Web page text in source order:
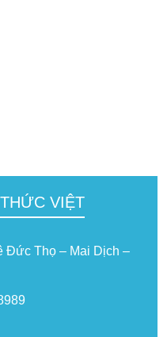
VIỆT
Đức Thọ – Mai Dịch –